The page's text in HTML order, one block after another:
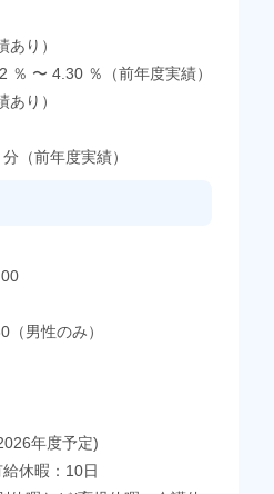
り）
％ 〜 4.30 ％（前年度実績）
り）
（前年度実績）
男性のみ）
年度予定)
休暇：10日